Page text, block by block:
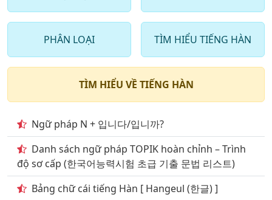
16. Chuyên ngành luật & chật tự phần 4
. Chuyên ngành may mặc phần 1
18. Chuyên ngành may mặc phần 2
. Chuyên ngành may mặc phần 3
21. Chuyên ngành may mặc phần 5
22. Chuyên ngành may mặc phần 6
23 . Chuyên ngành may mặc phần 7
PHÂN LOẠI TÌM HIỂU TIẾNG HÀN
TÌM HIỂU VỀ TIẾNG HÀN
Ngữ pháp N + 입니다/입니까?
Danh sách ngữ pháp TOPIK hoàn chỉnh – Trình
độ sơ cấp (한국어능력시험 초급 기출 문법 리스트)
Bảng chữ cái tiếng Hàn [ Hangeul (한글) ]